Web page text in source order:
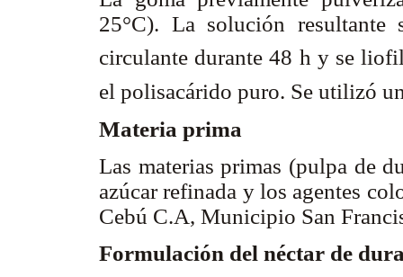
25°C). La solución
circulante durante 48 h y se
el polisacárido puro. Se utilizó
Materia prima
Las materias primas (pulpa de
azúcar refinada y los agentes
Cebú C.A, Municipio San
Formulación del néctar de